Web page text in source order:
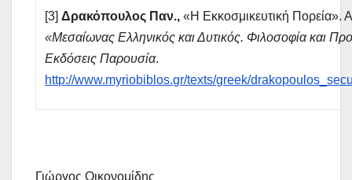
[3]Δρακόπουλος Παν., «Η Εκκοσμικευτική Πορεία».
«Μεσαίωνας Ελληνικός και Δυτικός. Φιλοσοφία και
Εκδόσεις Παρουσία.
http://www.myriobiblos.gr/texts/greek/
Γιώργος Οικονομίδης